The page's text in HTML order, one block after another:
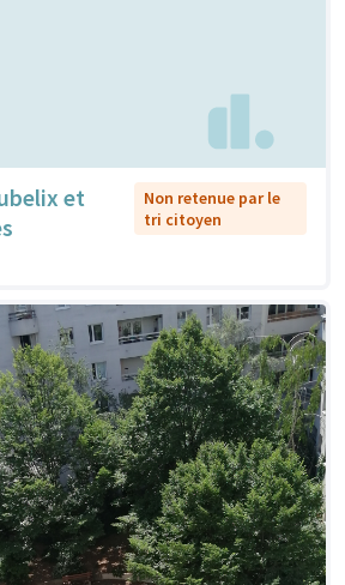
et
Non retenue par le
tri citoyen